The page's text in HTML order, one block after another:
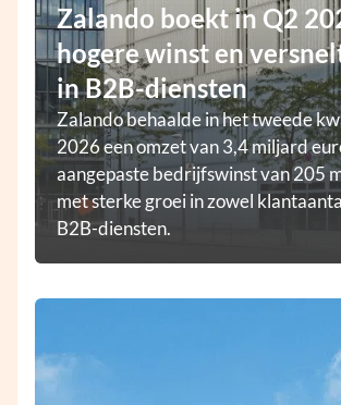
Zalando boekt in Q2
hogere winst en
in B2B-diensten
Zalando behaalde in het tweede
2026 een omzet van 3,4 miljard
aangepaste bedrijfswinst van 205
met sterke groei in zowel
B2B-diensten.